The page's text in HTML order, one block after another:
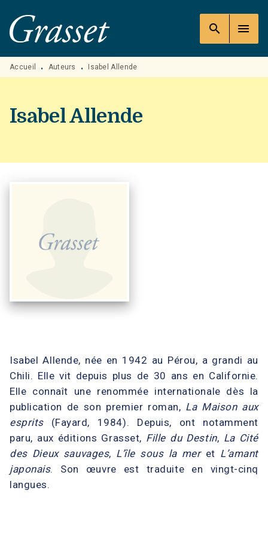
MENU RECHERCHE
PIED DE PAGE
search menu
Accueil • Auteurs • Isabel Allende
Isabel Allende
Isabel Allende, née en 1942 au Pérou, a grandi au
Chili. Elle vit depuis plus de 30 ans en Californie.
Elle connaît une renommée internationale dès la
publication de son premier roman, La Maison aux
esprits(Fayard, 1984). Depuis, ont notamment
paru, aux éditions Grasset, Fille du Destin, La Cité
des Dieux sauvages, L’île sous la meret L’amant
japonais. Son œuvre est traduite en vingt-cinq
langues.